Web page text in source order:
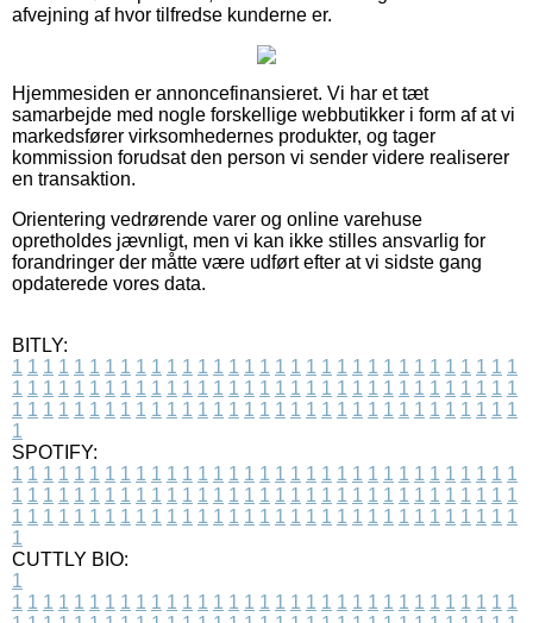
afvejning af hvor tilfredse kunderne er.
Hjemmesiden er annoncefinansieret. Vi har et tæt
samarbejde med nogle forskellige webbutikker i form af at vi
markedsfører virksomhedernes produkter, og tager
kommission forudsat den person vi sender videre realiserer
en transaktion.
Orientering vedrørende varer og online varehuse
opretholdes jævnligt, men vi kan ikke stilles ansvarlig for
forandringer der måtte være udført efter at vi sidste gang
opdaterede vores data.
BITLY:
1 1 1 1 1 1 1 1 1 1 1 1 1 1 1 1 1 1 1 1 1 1 1 1 1 1 1 1 1 1 1 1 1
1 1 1 1 1 1 1 1 1 1 1 1 1 1 1 1 1 1 1 1 1 1 1 1 1 1 1 1 1 1 1 1 1
1 1 1 1 1 1 1 1 1 1 1 1 1 1 1 1 1 1 1 1 1 1 1 1 1 1 1 1 1 1 1 1 1
1
SPOTIFY:
1 1 1 1 1 1 1 1 1 1 1 1 1 1 1 1 1 1 1 1 1 1 1 1 1 1 1 1 1 1 1 1 1
1 1 1 1 1 1 1 1 1 1 1 1 1 1 1 1 1 1 1 1 1 1 1 1 1 1 1 1 1 1 1 1 1
1 1 1 1 1 1 1 1 1 1 1 1 1 1 1 1 1 1 1 1 1 1 1 1 1 1 1 1 1 1 1 1 1
1
CUTTLY BIO:
1
1 1 1 1 1 1 1 1 1 1 1 1 1 1 1 1 1 1 1 1 1 1 1 1 1 1 1 1 1 1 1 1 1